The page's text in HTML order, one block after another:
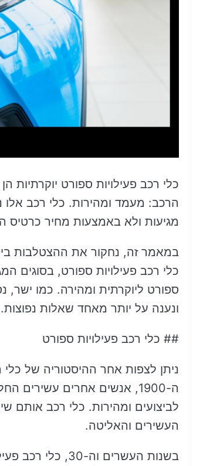
כלי רכב פעילויות ספורט
הרכב: מעמד ומהירות. כלי רכב אלו
מגיעות ולא באמצעות מחיר כרטיס
במאמר זה, נחקור את ההצטלבות בין
כלי רכב פעילויות ספורט, בסוגים
ספורט ליוקרתית ומהירה. כמו ישר,
ונענה על יותר מאחד שאלות נפוצות.
## כלי רכב פעילויות ספורט
ניתן לצפות אחר ההיסטוריה של
ה-1900, אנשים אחרים
לביצועים ומהירות. כלי רכב אותם
העשירים והאליטה.
בשנות העשרים